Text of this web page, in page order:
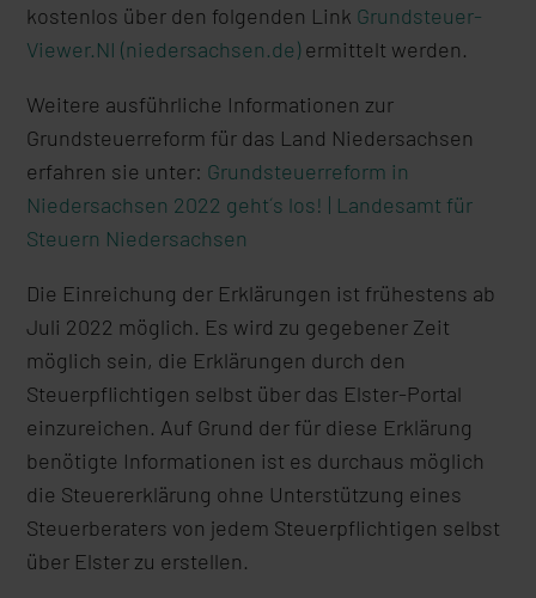
kostenlos über den folgenden Link Grundsteuer-
Viewer.NI (niedersachsen.de) ermittelt werden.
Weitere ausführliche Informationen zur
Grundsteuerreform für das Land Niedersachsen
erfahren sie unter: Grundsteuerreform in
Niedersachsen 2022 geht´s los! | Landesamt für
Steuern Niedersachsen
Die Einreichung der Erklärungen ist frühestens ab
Juli 2022 möglich. Es wird zu gegebener Zeit
möglich sein, die Erklärungen durch den
Steuerpflichtigen selbst über das Elster-Portal
einzureichen. Auf Grund der für diese Erklärung
benötigte Informationen ist es durchaus möglich
die Steuererklärung ohne Unterstützung eines
Steuerberaters von jedem Steuerpflichtigen selbst
über Elster zu erstellen.